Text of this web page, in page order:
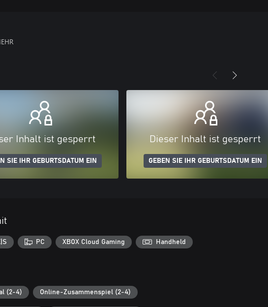
Inhalt ist gesperrt
SIE IHR GEBURTSDATUM EIN
Dieser Inhalt ist gesperrt
GEBEN SIE IHR GEBURTSDATUM EIN
PC XBOX Cloud Gaming Handheld
(2-4) Online-Zusammenspiel (2-4)